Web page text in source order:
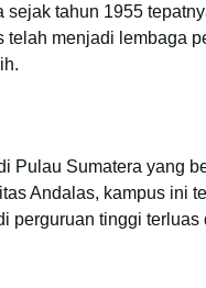
sejak tahun 1955
telah menjadi lembaga
Pulau Sumatera yang
Andalas, kampus ini
perguruan tinggi